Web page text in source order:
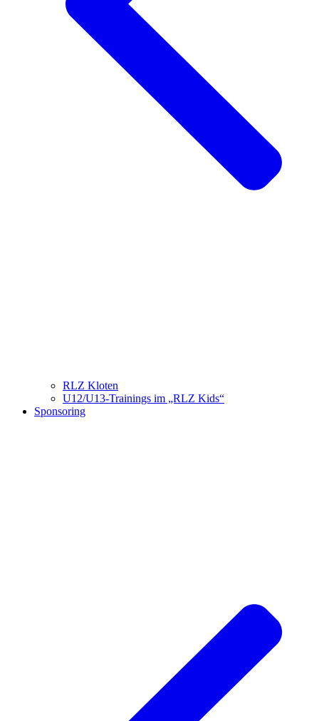
RLZ Kloten
U12/U13-Trainings im „RLZ Kids“
Sponsoring